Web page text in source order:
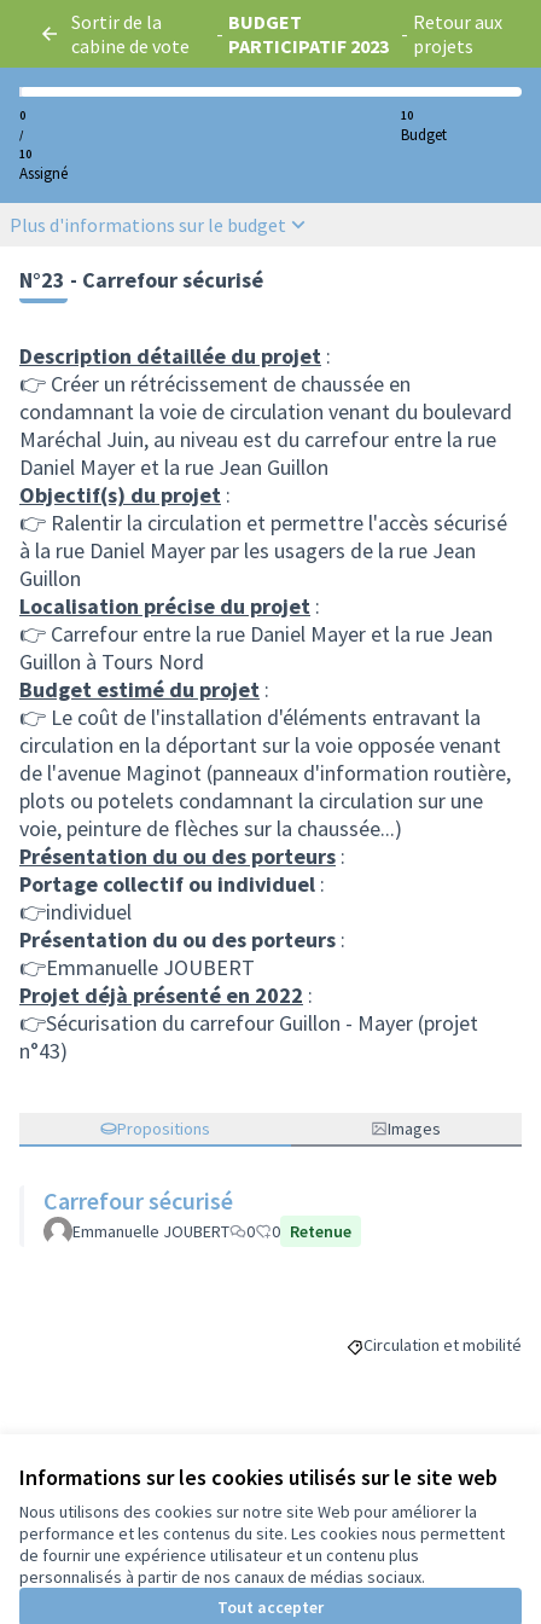
Informations sur les cookies utilisés sur le site web
Nous utilisons des cookies sur notre site Web pour améliorer la
performance et les contenus du site. Les cookies nous permettent
de fournir une expérience utilisateur et un contenu plus
personnalisés à partir de nos canaux de médias sociaux.
Tout accepter
Sortir de la
cabine de vote
- BUDGET
PARTICIPATIF 2023 - Retour aux
projets
0
/
10
Assigné
10
Budget
Plus d'informations sur le budget
N°23 - Carrefour sécurisé
Description détaillée du projet :
👉 Créer un rétrécissement de chaussée en
condamnant la voie de circulation venant du boulevard
Maréchal Juin, au niveau est du carrefour entre la rue
Daniel Mayer et la rue Jean Guillon
Objectif(s) du projet :
👉 Ralentir la circulation et permettre l'accès sécurisé
à la rue Daniel Mayer par les usagers de la rue Jean
Guillon
Localisation précise du projet :
👉 Carrefour entre la rue Daniel Mayer et la rue Jean
Guillon à Tours Nord
Budget estimé du projet :
👉 Le coût de l'installation d'éléments entravant la
circulation en la déportant sur la voie opposée venant
de l'avenue Maginot (panneaux d'information routière,
plots ou potelets condamnant la circulation sur une
voie, peinture de flèches sur la chaussée...)
Présentation du ou des porteurs :
Portage collectif ou individuel :
👉individuel
Présentation du ou des porteurs :
👉Emmanuelle JOUBERT
Projet déjà présenté en 2022 :
👉Sécurisation du carrefour Guillon - Mayer (projet
n°43)
Propositions Images
Carrefour sécurisé
Emmanuelle JOUBERT 0 0 Retenue
Filtrer les résultats de
Circulation et mobilité
Budget
70 000 €